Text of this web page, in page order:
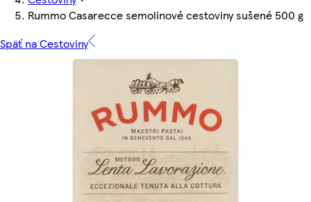
Rummo Casarecce semolinové cestoviny sušené 500 g
Späť na Cestoviny